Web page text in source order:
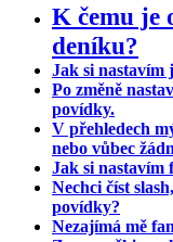
K čemu je
deníku?
Jak si nastavím
Po změně
povídky.
V přehledech
nebo vůbec
Jak si nastavím
Nechci číst
povídky?
Nezajímá mě